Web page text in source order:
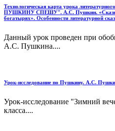
Технологическая карта урока
ПУШКИНУ СПЕШУ". А.С. Пушкин. «Сказка
богатырях». Особенности литературной
Данный урок проведен при
А.С. Пушкина....
Урок-исследование по Пушкину. А.С.
Урок-исследование "Зимний
класса....